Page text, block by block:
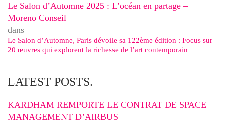
Le Salon d’Automne 2025 : L’océan en partage –
Moreno Conseil
dans
Le Salon d’Automne, Paris dévoile sa 122ème édition : Focus sur
20 œuvres qui explorent la richesse de l’art contemporain
LATEST POSTS.
KARDHAM REMPORTE LE CONTRAT DE SPACE
MANAGEMENT D’AIRBUS